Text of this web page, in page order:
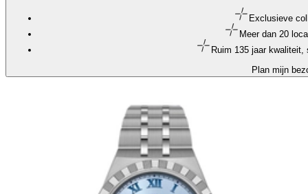
Exclusieve
Meer dan 20
Ruim 135 jaar
Plan mijn